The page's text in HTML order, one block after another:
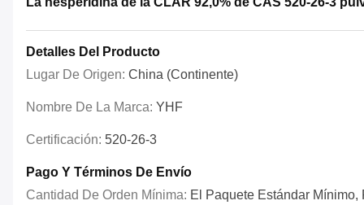
Detalles Del Producto
Lugar De Origen: China (continente)
Nombre De La Marca: YHF
Certificación: 520-26-3
Pago Y Términos De Envío
Cantidad De Orden Mínima: El Paquete Estándar Mínimo,